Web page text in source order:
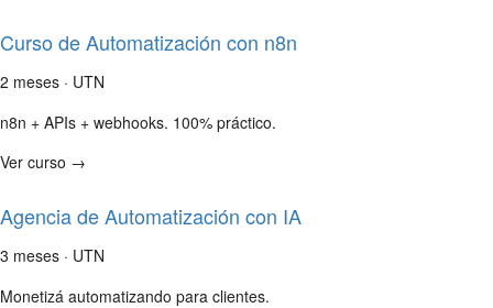
Curso de Automatización con n8n
2 meses · UTN
n8n + APIs + webhooks. 100% práctico.
Ver curso →
Agencia de Automatización con IA
3 meses · UTN
Monetizá automatizando para clientes.